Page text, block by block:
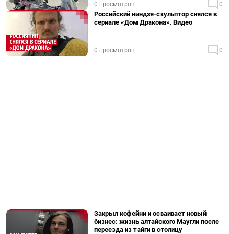
0 просмотров 0
Российский ниндзя-скульптор снялся в
сериале «Дом Дракона». Видео
0 просмотров 0
Закрыл кофейни и осваивает новый
бизнес: жизнь алтайского Маугли после
переезда из тайги в столицу